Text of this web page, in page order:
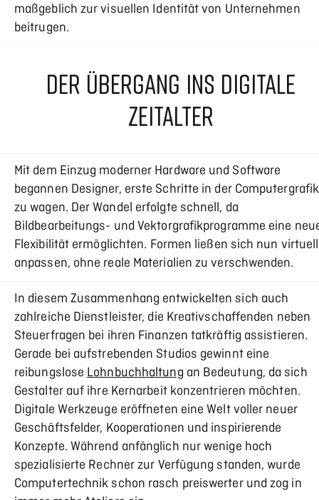
maßgeblich zur visuellen Identität von Unternehmen
beitrugen.
DER ÜBERGANG INS DIGITALE
ZEITALTER
Mit dem Einzug moderner Hardware und Software
begannen Designer, erste Schritte in der Computergrafik
zu wagen. Der Wandel erfolgte schnell, da
Bildbearbeitungs- und Vektorgrafikprogramme eine
Flexibilität ermöglichten. Formen ließen sich nun virtuell
anpassen, ohne reale Materialien zu verschwenden.
In diesem Zusammenhang entwickelten sich auch
zahlreiche Dienstleister, die Kreativschaffenden neben
Steuerfragen bei ihren Finanzen tatkräftig assistieren.
Gerade bei aufstrebenden Studios gewinnt eine
reibungsloseLohnbuchhaltung an Bedeutung, da sich
Gestalter auf ihre Kernarbeit konzentrieren möchten.
Digitale Werkzeuge eröffneten eine Welt voller neuer
Geschäftsfelder, Kooperationen und inspirierende
Konzepte. Während anfänglich nur wenige hoch
spezialisierte Rechner zur Verfügung standen, wurde
Computertechnik schon rasch preiswerter und zog in